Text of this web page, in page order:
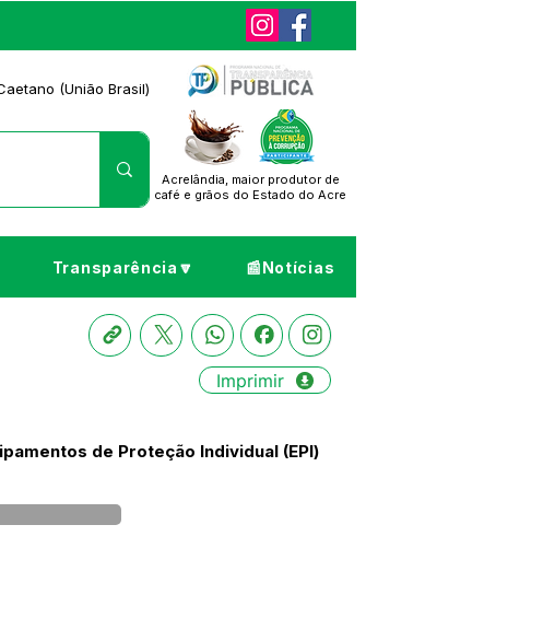
(União Brasil)
Acrelândia, maior produtor de
café e grãos do Estado do Acre
Transparência🔽 📰Notícias
Imprimir
de Proteção Individual (EPI)